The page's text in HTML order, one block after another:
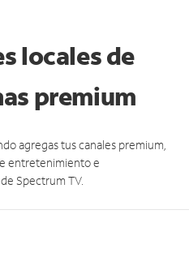
locales de
premium
agregas tus canales premium,
entretenimiento e
Spectrum TV.